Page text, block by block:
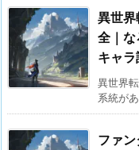
異世
全｜
キャ
異世界
系統が
ファ